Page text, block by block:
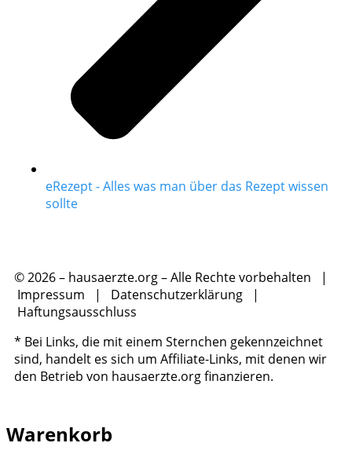
eRezept - Alles was man über das Rezept wissen
sollte
© 2026 – hausaerzte.org – Alle Rechte vorbehalten |
Impressum | Datenschutzerklärung |
Haftungsausschluss
* Bei Links, die mit einem Sternchen gekennzeichnet
sind, handelt es sich um Affiliate-Links, mit denen wir
den Betrieb von hausaerzte.org finanzieren.
Warenkorb